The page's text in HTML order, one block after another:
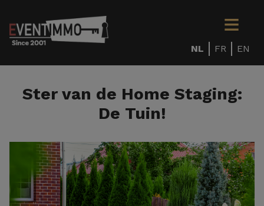
NL FR EN
Ster van de Home Staging:
De Tuin!